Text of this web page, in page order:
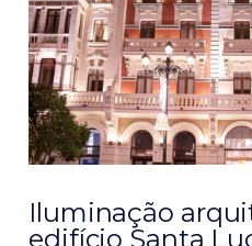
Iluminação
edifício Santa